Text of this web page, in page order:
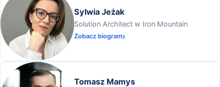
Sylwia Jeżak
Solution Architect w Iron Mountain
Zobacz biogram
Tomasz Mamys